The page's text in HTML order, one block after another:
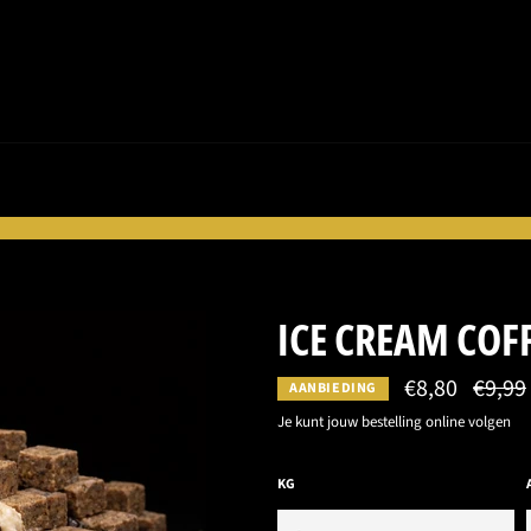
ICE CREAM
AANBIEDING €8,80 Normale
prijs
€9,99
Je kunt jouw bestelling online volgen
KG